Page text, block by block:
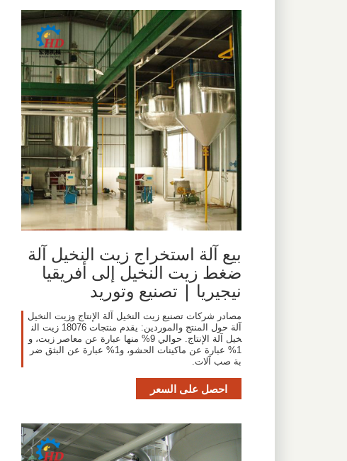
بيع آلة استخراج زيت النخيل آلة
ضغط زيت النخيل إلى أفريقيا
نيجيريا | تصنيع وتوريد
مصادر شركات تصنيع زيت النخيل آلة الإنتاج وزيت النخيل
آلة حول المنتج والموردين: يقدم منتجات 18076 زيت الن
خيل آلة الإنتاج. حوالي 9% منها عبارة عن معاصر زيت، و
1% عبارة عن ماكينات الحشو، و1% عبارة عن البثق ضر
بة صب آلات.
احصل على السعر